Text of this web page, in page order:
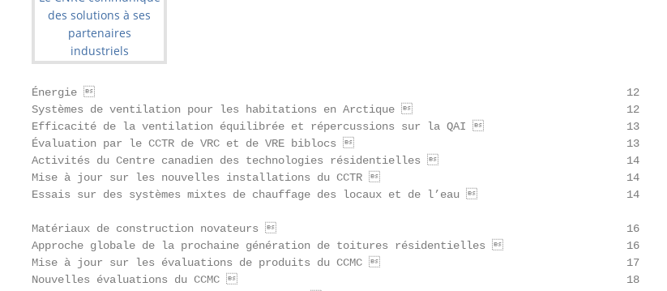
Énergie                                                                                   12
Systèmes de ventilation pour les habitations en Arctique                                  12
Efficacité de la ventilation équilibrée et répercussions sur la QAI                       13
Évaluation par le CCTR de VRC et de VRE biblocs                                           13
Activités du Centre canadien des technologies résidentielles                              14
Mise à jour sur les nouvelles installations du CCTR                                       14
Essais sur des systèmes mixtes de chauffage des locaux et de l’eau                        14
Matériaux de construction novateurs                                                       16
Approche globale de la prochaine génération de toitures résidentielles                    16
Mise à jour sur les évaluations de produits du CCMC                                       17
Nouvelles évaluations du CCMC                                                             18